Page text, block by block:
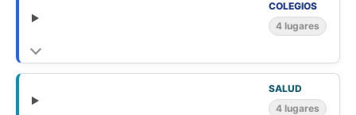
COLEGIOS
4 lugares
SALUD
4 lugares